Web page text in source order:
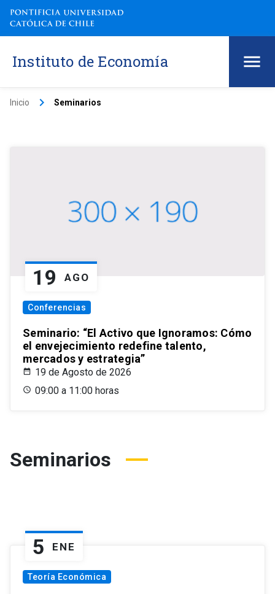
Instituto de Economía
Inicio keyboard_arrow_right Seminarios
19 AGO
Conferencias
Seminario: “El Activo que Ignoramos: Cómo
el envejecimiento redefine talento,
mercados y estrategia”
19 de Agosto de 2026
09:00 a 11:00 horas
Seminarios
5 ENE
Teoría Económica